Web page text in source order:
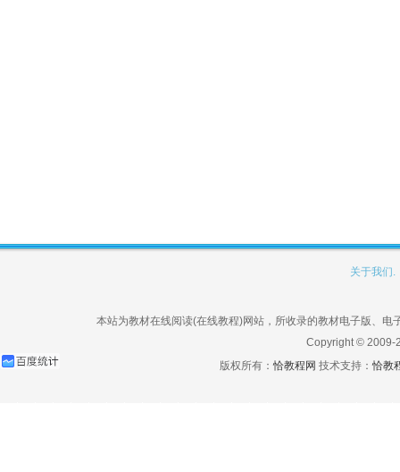
关于我们.
本站为教材在线阅读(在线教程)网站，所收录的教材电子版、
Copyright © 2009-
版权所有：恰教程网 技术支持：恰教